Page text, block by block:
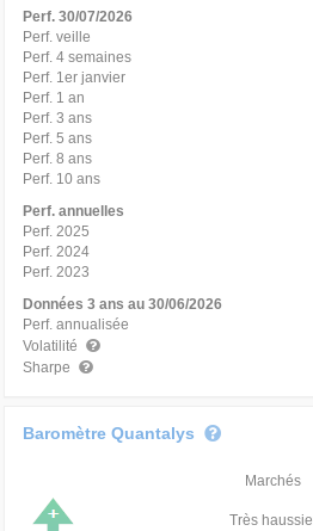
Perf. 30/07/2026
Perf. veille
Perf. 4 semaines
Perf. 1er janvier
Perf. 1 an
Perf. 3 ans
Perf. 5 ans
Perf. 8 ans
Perf. 10 ans
Perf. annuelles
Perf. 2025
Perf. 2024
Perf. 2023
Données 3 ans au 30/06/2026
Perf. annualisée
Volatilité
Sharpe
Baromètre Quantalys
Marchés
Très